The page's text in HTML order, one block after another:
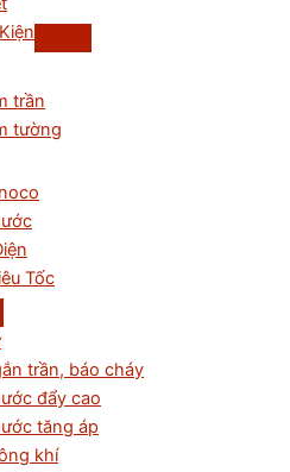
trần
tường
Tốc
trần, báo cháy
đẩy cao
tăng áp
khí